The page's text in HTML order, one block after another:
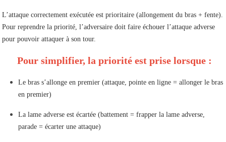
L’attaque correctement exécutée est prioritaire (allongement du bras + fente).
Pour reprendre la priorité, l’adversaire doit faire échouer l’attaque adverse
pour pouvoir attaquer à son tour.
Pour simplifier, la priorité est prise lorsque :
Le bras s’allonge en premier (attaque, pointe en ligne = allonger le bras
en premier)
La lame adverse est écartée (battement = frapper la lame adverse,
parade = écarter une attaque)